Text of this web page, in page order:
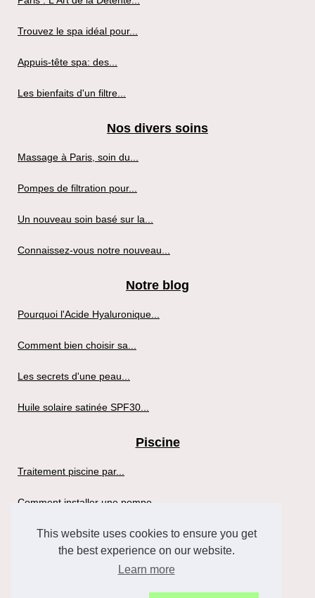
This website uses cookies to ensure you get
the best experience on our website.
Learn more
Trouvez le spa idéal pour...
Appuis-tête spa: des...
Les bienfaits d'un filtre...
Nos divers soins
Massage à Paris, soin du...
Pompes de filtration pour...
Un nouveau soin basé sur la...
Connaissez-vous notre nouveau...
Notre blog
Pourquoi l'Acide Hyaluronique...
Comment bien choisir sa...
Les secrets d'une peau...
Huile solaire satinée SPF30...
Piscine
Traitement piscine par...
Comment installer une pompe...
Sante
Profitez des Bienfaits d'un...